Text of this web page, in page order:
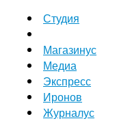
Студия
Магазинус
Медиа
Экспресс
Иронов
Журналус